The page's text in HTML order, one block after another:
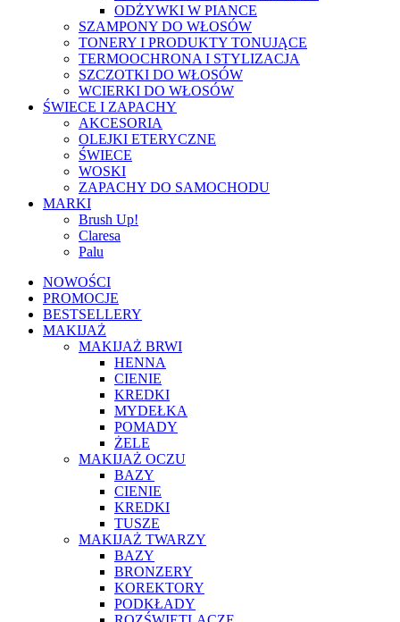
ODŻYWKI W PIANCE
SZAMPONY DO WŁOSÓW
TONERY I PRODUKTY TONUJĄCE
TERMOOCHRONA I STYLIZACJA
SZCZOTKI DO WŁOSÓW
WCIERKI DO WŁOSÓW
ŚWIECE I ZAPACHY
AKCESORIA
OLEJKI ETERYCZNE
ŚWIECE
WOSKI
ZAPACHY DO SAMOCHODU
MARKI
Brush Up!
Claresa
Palu
NOWOŚCI
PROMOCJE
BESTSELLERY
MAKIJAŻ
MAKIJAŻ BRWI
HENNA
CIENIE
KREDKI
MYDEŁKA
POMADY
ŻELE
MAKIJAŻ OCZU
BAZY
CIENIE
KREDKI
TUSZE
MAKIJAŻ TWARZY
BAZY
BRONZERY
KOREKTORY
PODKŁADY